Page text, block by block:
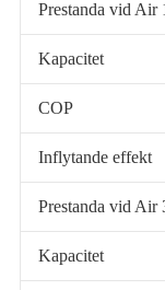
Prestanda vid Air
Kapacitet
COP
Inflytande effekt
Prestanda vid Air
Kapacitet